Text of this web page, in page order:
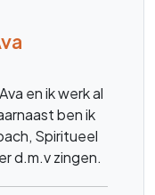
en ik werk al
ben ik
Spiritueel
d.m.v zingen.